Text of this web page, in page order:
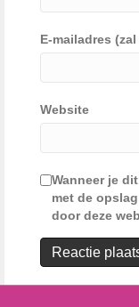
E-mailadres
Website
Wanneer je
met de
door deze